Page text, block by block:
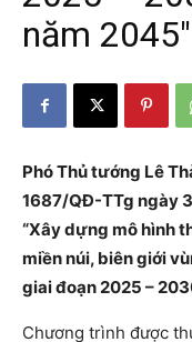
năm 2045″
Phó Thủ tướng Lê
1687/QĐ-TTg ngày
“Xây dựng mô hình
miền núi, biên giới
giai đoạn 2025 –
Chương trình được